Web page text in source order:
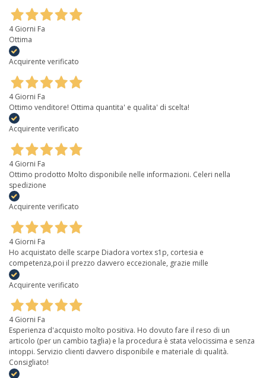
4 Giorni Fa
Ottima
Acquirente verificato
4 Giorni Fa
Ottimo venditore! Ottima quantita' e qualita' di scelta!
Acquirente verificato
4 Giorni Fa
Ottimo prodotto Molto disponibile nelle informazioni. Celeri nella
spedizione
Acquirente verificato
4 Giorni Fa
Ho acquistato delle scarpe Diadora vortex s1p, cortesia e
competenza,poi il prezzo davvero eccezionale, grazie mille
Acquirente verificato
4 Giorni Fa
Esperienza d'acquisto molto positiva. Ho dovuto fare il reso di un
articolo (per un cambio taglia) e la procedura è stata velocissima e senza
intoppi. Servizio clienti davvero disponibile e materiale di qualità.
Consigliato!